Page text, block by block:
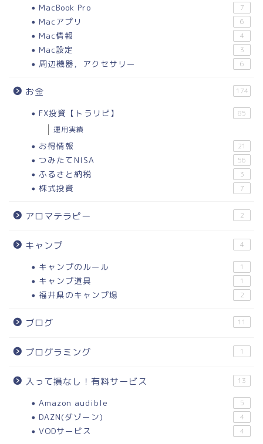
MacBook Pro 7
Macアプリ 6
Mac情報 4
Mac設定 3
周辺機器，アクセサリー 6
お金 174
FX投資【トラリピ】 85
運用実績
お得情報 21
つみたてNISA 56
ふるさと納税 3
株式投資 7
アロマテラピー 2
キャンプ 4
キャンプのルール 1
キャンプ道具 1
福井県のキャンプ場 2
ブログ 11
プログラミング 1
入って損なし！有料サービス 13
Amazon audible 5
DAZN(ダゾーン) 4
VODサービス 4